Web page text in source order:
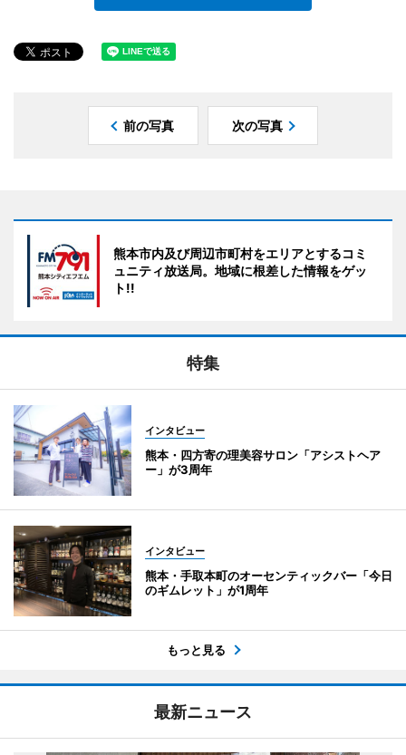
前の写真 次の写真
熊本市内及び周辺市町村をエリアとするコミ
ュニティ放送局。地域に根差した情報をゲッ
ト!!
特集
インタビュー
熊本・四方寄の理美容サロン「アシストヘア
ー」が3周年
インタビュー
熊本・手取本町のオーセンティックバー「今日
のギムレット」が1周年
もっと見る
最新ニュース